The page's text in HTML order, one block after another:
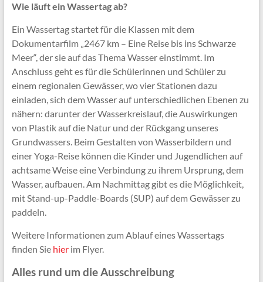
Wie läuft ein Wassertag ab?
Ein Wassertag startet für die Klassen mit dem
Dokumentarfilm „2467 km – Eine Reise bis ins Schwarze
Meer“, der sie auf das Thema Wasser einstimmt. Im
Anschluss geht es für die Schülerinnen und Schüler zu
einem regionalen Gewässer, wo vier Stationen dazu
einladen, sich dem Wasser auf unterschiedlichen Ebenen zu
nähern: darunter der Wasserkreislauf, die Auswirkungen
von Plastik auf die Natur und der Rückgang unseres
Grundwassers. Beim Gestalten von Wasserbildern und
einer Yoga-Reise können die Kinder und Jugendlichen auf
achtsame Weise eine Verbindung zu ihrem Ursprung, dem
Wasser, aufbauen. Am Nachmittag gibt es die Möglichkeit,
mit Stand-up-Paddle-Boards (SUP) auf dem Gewässer zu
paddeln.
Weitere Informationen zum Ablauf eines Wassertags
finden Sie hierim Flyer.
Alles rund um die Ausschreibung